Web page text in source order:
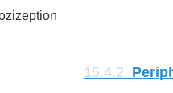
15.4.2.